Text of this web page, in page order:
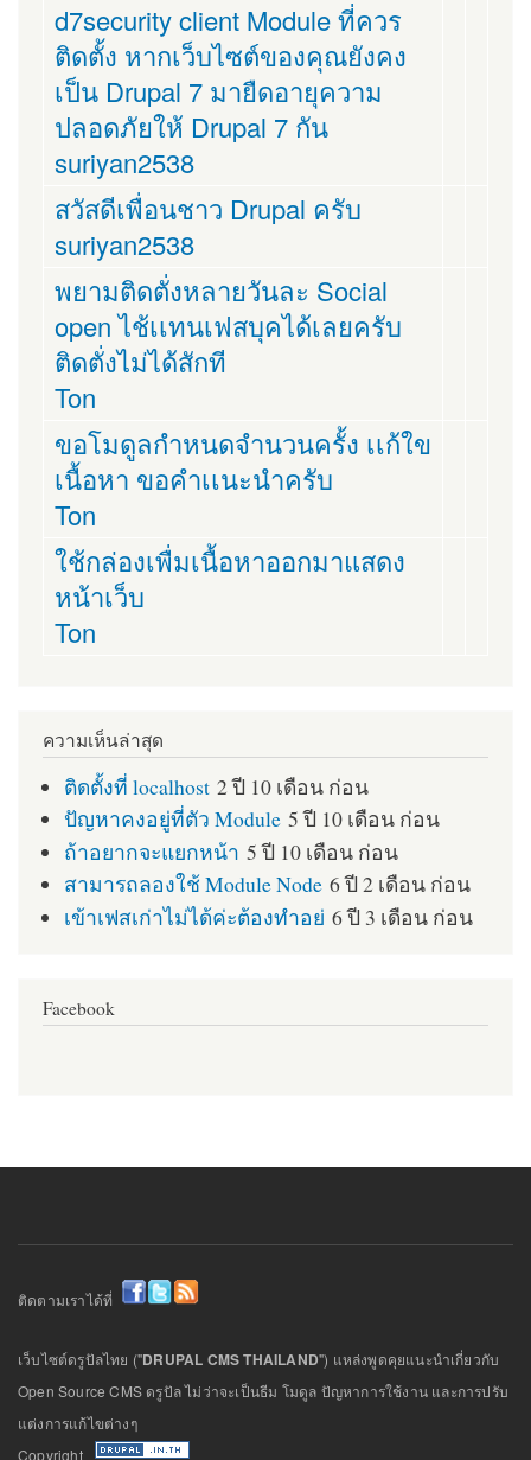
d7security client Module ที่ควร
ติดตั้ง หากเว็บไซต์ของคุณยังคง
เป็น Drupal 7 มายืดอายุความ
ปลอดภัยให้ Drupal 7 กัน
suriyan2538
สวัสดีเพื่อนชาว Drupal ครับ
suriyan2538
พยามติดตั่งหลายวันละ Social
open ไช้เเทนเฟสบุคได้เลยครับ
ติดตั่งไม่ได้สักที
Ton
ขอโมดูลกำหนดจำนวนครั้ง เเก้ใข
เนื้อหา ขอคำเเนะนำครับ
Ton
ใช้กล่องเพื่มเนื้อหาออกมาแสดง
หน้าเว็บ
Ton
ความเห็นล่าสุด
ติดตั้งที่ localhost 2 ปี 10 เดือน ก่อน
ปัญหาคงอยู่ที่ตัว Module 5 ปี 10 เดือน ก่อน
ถ้าอยากจะแยกหน้า 5 ปี 10 เดือน ก่อน
สามารถลองใช้ Module Node 6 ปี 2 เดือน ก่อน
เข้าเฟสเก่าไม่ได้ค่ะต้องทำอย่ 6 ปี 3 เดือน ก่อน
Facebook
ติดตามเราได้ที่
เว็บไซต์ดรูปัลไทย ("DRUPAL CMS THAILAND") แหล่งพูดคุยแนะนำเกี่ยวกับ
Open Source CMS ดรูปัล ไม่ว่าจะเป็นธีม โมดูล ปัญหาการใช้งาน และการปรับ
แต่งการแก้ไขต่างๆ
Copyright